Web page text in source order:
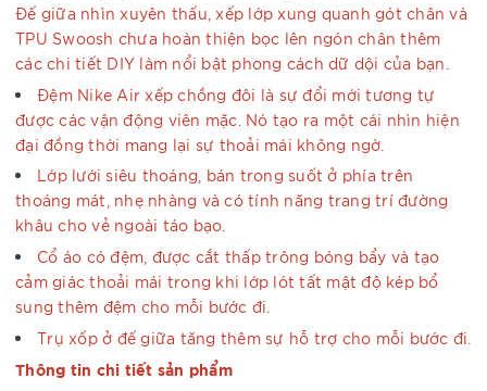
Đế giữa nhìn xuyên thấu, xếp lớp xung quanh gót chân và
TPU Swoosh chưa hoàn thiện bọc lên ngón chân thêm
các chi tiết DIY làm nổi bật phong cách dữ dội của bạn.
Đệm Nike Air xếp chồng đôi là sự đổi mới tương tự
được các vận động viên mặc. Nó tạo ra một cái nhìn hiện
đại đồng thời mang lại sự thoải mái không ngờ.
Lớp lưới siêu thoáng, bán trong suốt ở phía trên
thoáng mát, nhẹ nhàng và có tính năng trang trí đường
khâu cho vẻ ngoài táo bạo.
Cổ áo có đệm, được cắt thấp trông bóng bẩy và tạo
cảm giác thoải mái trong khi lớp lót tất mật độ kép bổ
sung thêm đệm cho mỗi bước đi.
Trụ xốp ở đế giữa tăng thêm sự hỗ trợ cho mỗi bước đi.
Thông tin chi tiết sản phẩm